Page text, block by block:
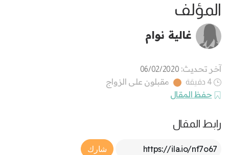
المؤلف
غالية نوام
آخر تحديث: 06/02/2020
4 دقيقة
مقبلون على الزواج
حفظ المقال
رابط المقال
Article Link
شارك